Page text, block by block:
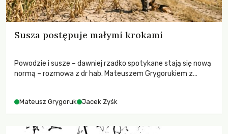
Susza postępuje małymi krokami
Powodzie i susze – dawniej rzadko spotykane stają się nową
normą – rozmowa z dr hab. Mateuszem Grygorukiem z
Mateusz Grygoruk Jacek Zyśk